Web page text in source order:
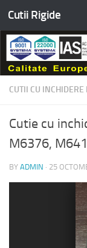
Skip to content
Cutii Rigide
CUTII CU
Cutie cu
M6376,
BY ADMIN · 25